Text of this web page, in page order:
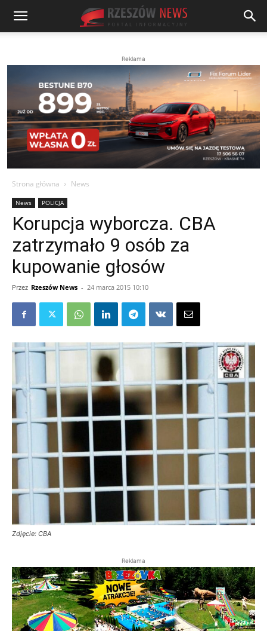
Reklama
Strona główna News
News POLICJA
Korupcja wyborcza. CBA
zatrzymało 9 osób za
kupowanie głosów
Przez Rzeszów News - 24 marca 2015 10:10
Zdjęcie: CBA
Reklama